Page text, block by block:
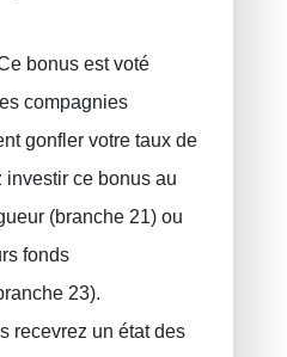
bonus est voté
compagnies
gonfler votre taux de
investir ce bonus au
(branche 21) ou
fonds
23).
recevrez un état des